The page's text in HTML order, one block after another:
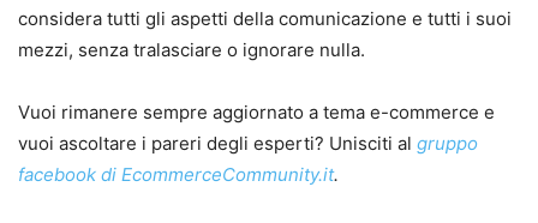
considera tutti gli aspetti della comunicazione e tutti i suoi
mezzi, senza tralasciare o ignorare nulla.
Vuoi rimanere sempre aggiornato a tema e-commerce e
vuoi ascoltare i pareri degli esperti? Unisciti al gruppo
facebook di EcommerceCommunity.it.